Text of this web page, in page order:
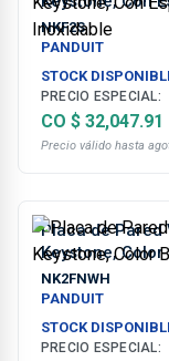
Inoxidable
NKF2S
PANDUIT
STOCK
PRECIO ESPECIAL:
CO $ 32,047.91
Precio válido hasta
Placa de Pared
Keystone, Color
NK2FNWH
PANDUIT
STOCK
PRECIO ESPECIAL: